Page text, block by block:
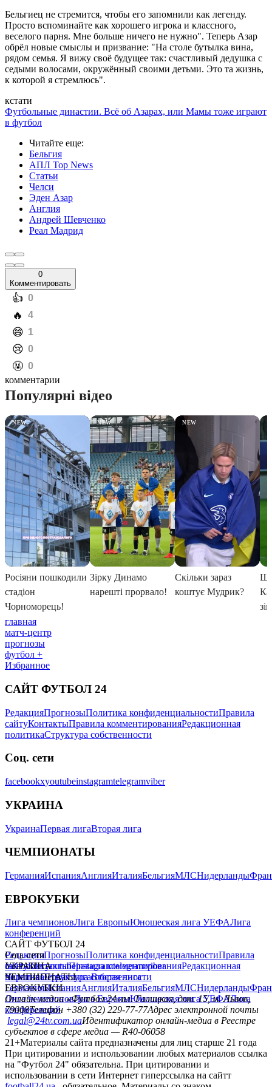
Бельгиец не стремится, чтобы его запомнили как легенду.
Просто вспоминайте как хорошего игрока и классного,
веселого парня. Мне больше ничего не нужно". Теперь Азар
обрёл новые смыслы и призвание: "На столе бутылка вина,
рядом семья. Я вижу своё будущее так: счастливый дедушка с
седыми волосами, окружённый своими детьми. Это та жизнь,
к которой я стремлюсь".
кстати
Футбольные династии. Всё об Азарах, или Мамы тоже играют
в футбол
Читайте еще:
Бельгия
АПЛ Top News
Статьи
Челси
Эден Азар
Англия
Андрей Шевченко
Реал Мадрид
0
Комментировать
️👍 0
️🔥 4
️😄 1
️😢 0
️🤬 0
комментарии
главная
матч-центр
прогнозы
футбол +
Избранное
САЙТ ФУТБОЛ 24
РедакцияПрогнозыПолитика конфиденциальностиПравила
сайтуКонтактыПравила комментированияРедакционная
политикаСтруктура собственности
Соц. сети
facebookxyoutubeinstagramtelegramviber
УКРАИНА
УкраинаПервая лигаВторая лига
ЧЕМПИОНАТЫ
ГерманияИспанияАнглияИталияБельгияМЛСНидерланды
ЕВРОКУБКИ
Лига чемпионовЛига ЕвропыЮношеская лига УЕФАЛига
конференций
САЙТ ФУТБОЛ 24
РедакцияПрогнозыПолитика конфиденциальностиПравила
сайтуКонтактыПравила комментированияРедакционная
политикаСтруктура собственности
Соц. сети
facebookxyoutubeinstagramtelegramviber
УКРАИНА
УкраинаПервая лигаВторая лига
ЧЕМПИОНАТЫ
ГерманияИспанияАнглияИталияБельгияМЛСНидерланды
ЕВРОКУБКИ
Лига чемпионовЛига ЕвропыЮношеская лига УЕФАЛига
конференций
Онлайн-медиа «Футбол 24»пл. Галицкая, дом. 15, м. Львов,
79008Телефон +380 (32) 229-77-77Адрес электронной почты
legal@24tv.com.uaИдентификатор онлайн-медиа в Реестре
субъектов в сфере медиа — R40-06058
21+Материалы сайта предназначены для лиц старше 21 года
При цитировании и использовании любых материалов ссылка
на "Футбол 24" обязательна. При цитировании и
использовании в сети Интернет гиперссылка на сайтт